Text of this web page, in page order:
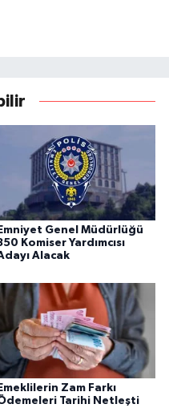
Emniyet Genel Müdürlüğü
Komiser Yardımcısı
Alacak
Emeklilerin Zam Farkı
Tarihi Netleşti